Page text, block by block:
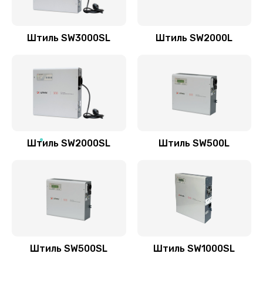
Штиль SW3000SL Штиль SW2000L
Штиль SW2000SL Штиль SW500L
Штиль SW500SL Штиль SW1000SL